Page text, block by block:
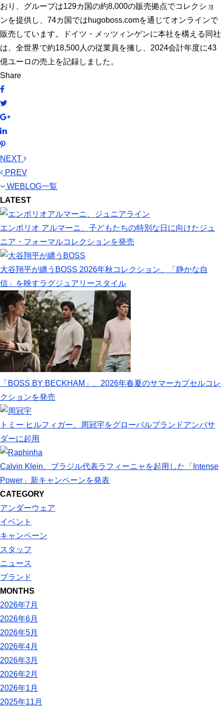
おり、グループは129カ国の約8,000の販売拠点でコレクショ
ンを提供し、74カ国ではhugoboss.comを通じてオンラインで
販売しています。ドイツ・メッツィンゲンに本社を構える同社
は、全世界で約18,500人の従業員を擁し、2024会計年度に43
億ユーロの売上を記録しました。
Share
NEXT
PREV
WEBLOG一覧
LATEST
エンポリオ アルマーニ、子どもたちの特別な日に向けたジュ
ニア・フォーマルコレクションを発売
大谷翔平が纏うBOSS 2026年秋コレクション、「静かな自
信」を映すラグジュアリースタイル
「BOSS BY BECKHAM」、2026年春夏のサマーカプセルコレ
クションを発売
トミー ヒルフィガー、周冠宇をグローバルブランドアンバサ
ダーに起用
Calvin Klein、ブラジル代表ラフィーニャを起用した「Intense
Power」新キャンペーンを発表
CATEGORY
アンダーウェア
イベント
キャンペーン
スタッフ
ニュース
ブランド
MONTHS
2026年7月
2026年6月
2026年5月
2026年4月
2026年3月
2026年2月
2026年1月
2025年11月